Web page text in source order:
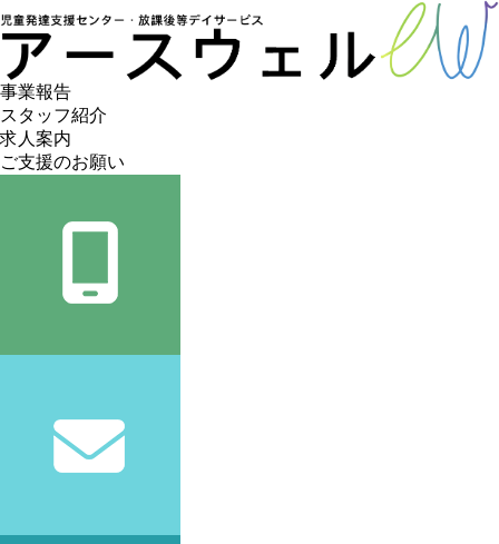
事業報告
スタッフ紹介
求人案内
ご支援のお願い